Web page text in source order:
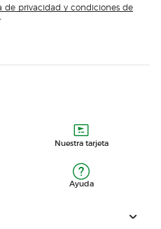
de privacidad y condiciones de
Nuestra tarjeta
Ayuda